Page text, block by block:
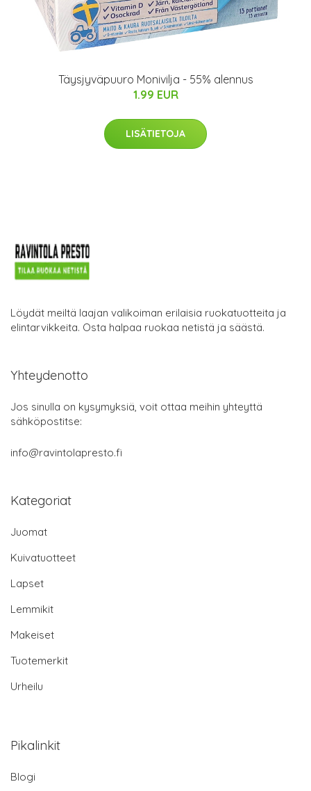
Täysjyväpuuro Monivilja - 55% alennus
1.99 EUR
LISÄTIETOJA
Löydät meiltä laajan valikoiman erilaisia ruokatuotteita ja
elintarvikkeita. Osta halpaa ruokaa netistä ja säästä.
Yhteydenotto
Jos sinulla on kysymyksiä, voit ottaa meihin yhteyttä
sähköpostitse:
info@ravintolapresto.fi
Kategoriat
Juomat
Kuivatuotteet
Lapset
Lemmikit
Makeiset
Tuotemerkit
Urheilu
Pikalinkit
Blogi